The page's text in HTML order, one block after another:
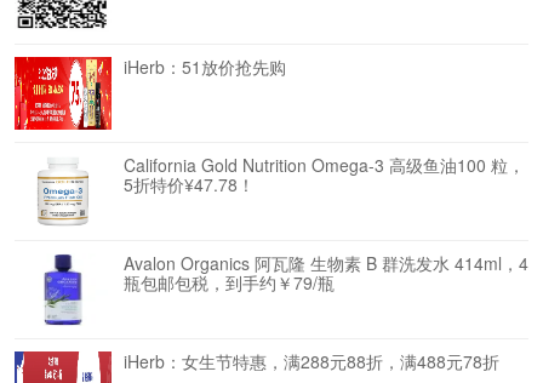
iHerb：51放价抢先购
California Gold Nutrition Omega-3 高级鱼油100 粒，
5折特价¥47.78！
Avalon Organics 阿瓦隆 生物素 B 群洗发水 414ml，4
瓶包邮包税，到手约￥79/瓶
iHerb：女生节特惠，满288元88折，满488元78折